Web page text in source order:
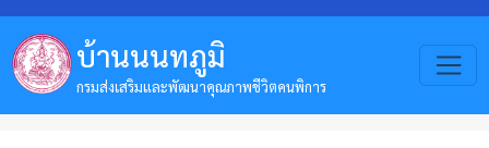
บ้านนนทภูมิ
กรมส่งเสริมและพัฒนาคุณภาพชีวิตคนพิการ